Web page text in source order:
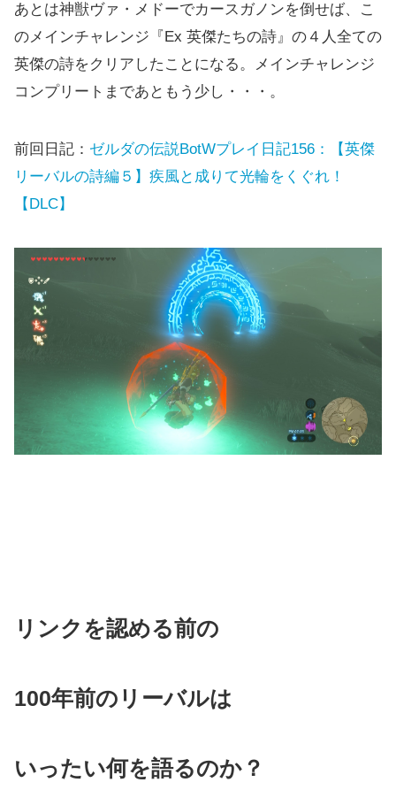
あとは神獣ヴァ・メドーでカースガノンを倒せば、こ
のメインチャレンジ『Ex 英傑たちの詩』の４人全ての
英傑の詩をクリアしたことになる。メインチャレンジ
コンプリートまであともう少し・・・。
前回日記： ゼルダの伝説BotWプレイ日記156：【英傑
リーバルの詩編５】疾風と成りて光輪をくぐれ！
【DLC】
リンクを認める前の
100年前のリーバルは
いったい何を語るのか？